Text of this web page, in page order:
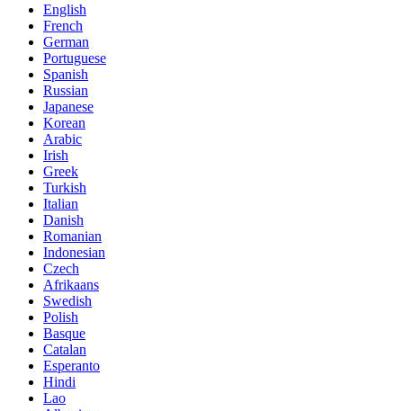
English
French
German
Portuguese
Spanish
Russian
Japanese
Korean
Arabic
Irish
Greek
Turkish
Italian
Danish
Romanian
Indonesian
Czech
Afrikaans
Swedish
Polish
Basque
Catalan
Esperanto
Hindi
Lao